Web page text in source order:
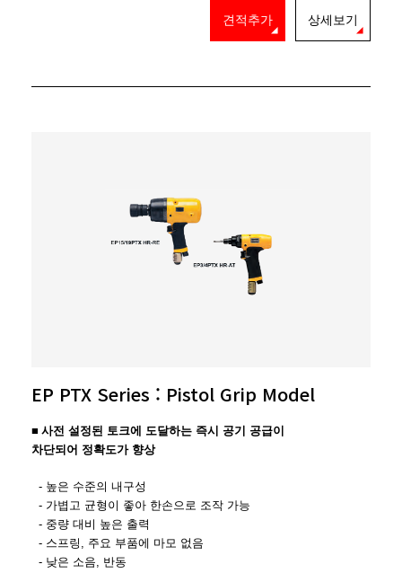
견적추가 상세보기
EP PTX Series : Pistol Grip Model
■ 사전 설정된 토크에 도달하는 즉시 공기 공급이
차단되어 정확도가 향상
- 높은 수준의 내구성
- 가볍고 균형이 좋아 한손으로 조작 가능
- 중량 대비 높은 출력
- 스프링, 주요 부품에 마모 없음
- 낮은 소음, 반동